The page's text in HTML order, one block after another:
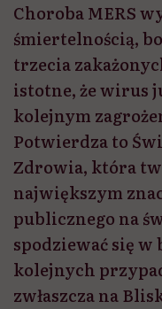
Choroba MERS
śmiertelnością,
trzecia
istotne, że wirus
kolejnym
Potwierdza to
Zdrowia, która
największym
publicznego na
spodziewać się
kolejnych
zwłaszcza na